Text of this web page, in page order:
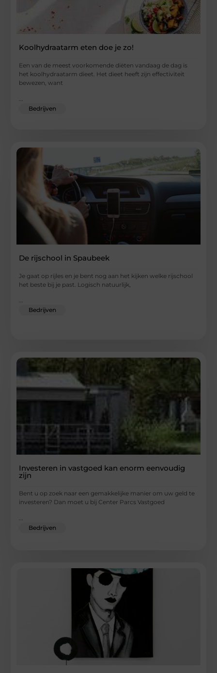
Koolhydraatarm eten doe je zo!
Een van de meest voorkomende diëten vandaag de dag is
het koolhydraatarm dieet. Het dieet heeft zijn effectiviteit
bewezen, want
Bedrijven
De rijschool in Spaubeek
Je gaat op rijles en je bent nog aan het kijken welke rijschool
het beste bij je past. Logisch natuurlijk,
...
Bedrijven
Investeren in vastgoed kan enorm eenvoudig
zijn
Bent u op zoek naar een gemakkelijke manier om uw geld te
investeren? Dan moet u bij Center Parcs Vastgoed
Bedrijven